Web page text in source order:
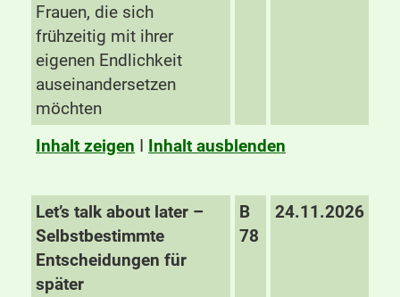
Frauen, die sich
frühzeitig mit ihrer
eigenen Endlichkeit
auseinandersetzen
möchten
Inhalt zeigen I Inhalt ausblenden
Let’s talk about later –
Selbstbestimmte
Entscheidungen für
später
B
78
24.11.2026